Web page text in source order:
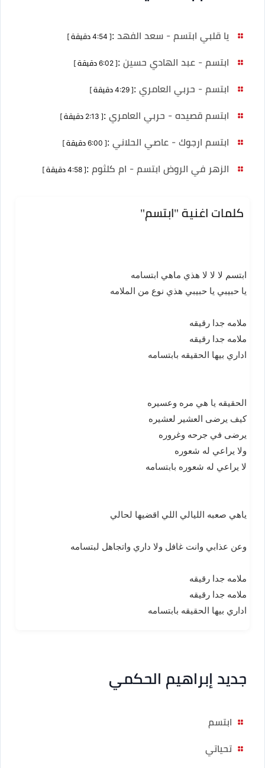
يا قلبي ابتسم - سعد الفهد :[ 4:54 دقيقة ]
ابتسم - عبد الهادي حسين :[ 6:02 دقيقة ]
ابتسم - حربي العامري :[ 4:29 دقيقة ]
ابتسم قصيده - حربي العامري :[ 2:13 دقيقة ]
ابتسم ارجوك - عاصي الحلاني :[ 6:00 دقيقة ]
الزهر في الروض ابتسم - ام كلثوم :[ 4:58 دقيقة ]
كلمات اغنية "ابتسم"
ابتسم لا لا لا هذي ماهي ابتسامه
يا حبيبي يا حبيبي هذي نوع من الملامه
ملامه جدا رقيقه
ملامه جدا رقيقه
اداري بيها الحقيقه بابتسامه
الحقيقه يا هي مره وعسيره
كيف يرضى العشير لعشيره
يرضى في جرحه وغروره
ولا يراعي له شعوره
لا يراعي له شعوره بابتسامه
ياهي صعبه الليالي اللي اقضيها لحالي
وعن عذابي وانت غافل ولا داري واتجاهل لبتسامه
ملامه جدا رقيقه
ملامه جدا رقيقه
اداري بيها الحقيقه بابتسامه
جديد إبراهيم الحكمي
ابتسم
تحياتي